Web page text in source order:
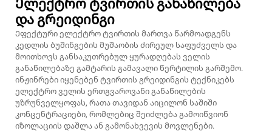
Ელექტრო ტვირთის განაწილება
და გრეიდინგი
Ეფექტური ელექტრო ტვირთის მართვა წარმოადგენს
კედლის ბუშინგების მუშაობის ძირეულ საფუძველს და
მოითხოვს განსაკუთრებულ ყურადღებას ველის
განაწილებაზე გამტარის გამავალი წერტილის გარშემო.
ინჟინრები იყენებენ ტვირთის გრეიდინგის ტექნიკებს
ელექტრო ველის ერთგვაროვანი განაწილების
უზრუნველყოფას, რათა თავიდან აიცილონ საშიში
კონცენტრაციები, რომლებიც შეიძლება გამოიწვიონ
იზოლაციის დაშლა ან გამონახვევის მოვლენები.